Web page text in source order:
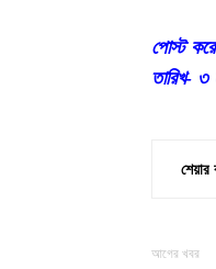
পোস্ট
তারিখ- ৩
আগের খবর